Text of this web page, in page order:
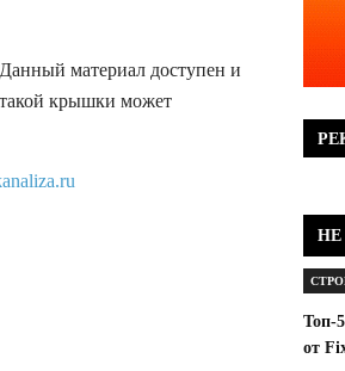
материал доступен и
крышки может
НЕ
Топ-
от